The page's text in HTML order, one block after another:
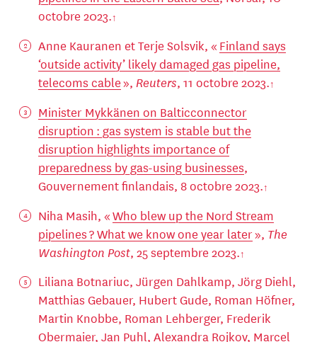
octobre 2023.
Anne Kauranen et Terje Solsvik, « Finland says
‘outside activity’ likely damaged gas pipeline,
telecoms cable», Reuters, 11 octobre 2023.
Minister Mykkänen on Balticconnector
disruption : gas system is stable but the
disruption highlights importance of
preparedness by gas-using businesses,
Gouvernement finlandais, 8 octobre 2023.
Niha Masih, «Who blew up the Nord Stream
pipelines ? What we know one year later», The
Washington Post, 25 septembre 2023.
Liliana Botnariuc, Jürgen Dahlkamp, Jörg Diehl,
Matthias Gebauer, Hubert Gude, Roman Höfner,
Martin Knobbe, Roman Lehberger, Frederik
Obermaier, Jan Puhl, Alexandra Rojkov, Marcel